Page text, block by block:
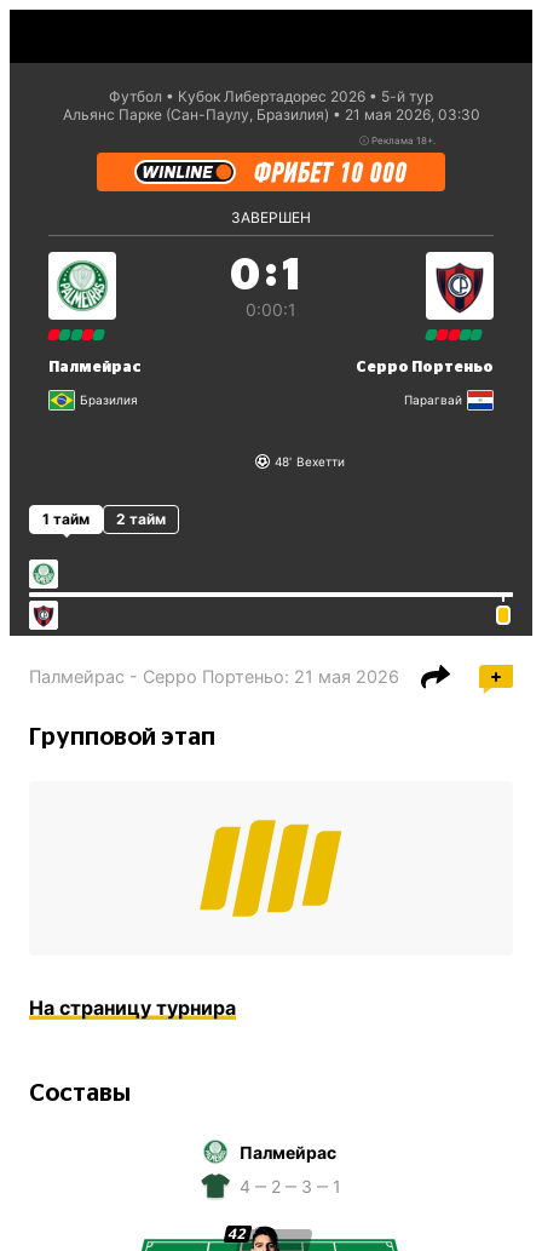
Футбол Кубок Либертадорес 2026
5-й тур
Альянс Парке (Сан-Паулу, Бразилия)
21 мая 2026, 03:30
ⓘ Реклама 18+.
ЗАВЕРШЕН
Палмейрас
Бразилия
0:1
0:00:1
Серро Портеньо
Парагвай
48 Вехетти
1 тайм 2 тайм
Палмейрас - Серро Портеньо: 21 мая 2026
Групповой этап
На страницу турнира
Составы
Палмейрас
4 ‒ 2 ‒ 3 ‒ 1
42